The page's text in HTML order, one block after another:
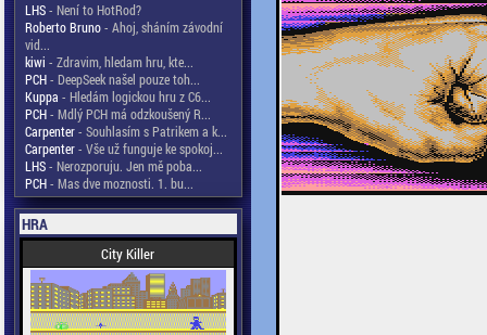
LHS- Není to HotRod?
Roberto Bruno- Ahoj, sháním závodní
vid...
kiwi - Zdravim, hledam hru, kte...
PCH- DeepSeek našel pouze toh...
Kuppa - Hledám logickou hru z C6...
PCH- Mdlý PCH má odzkoušený R...
Carpenter- Souhlasím s Patrikem a k...
Carpenter- Vše už funguje ke spokoj...
LHS- Nerozporuju. Jen mě poba...
PCH- Mas dve moznosti. 1. bu...
HRA
City Killer